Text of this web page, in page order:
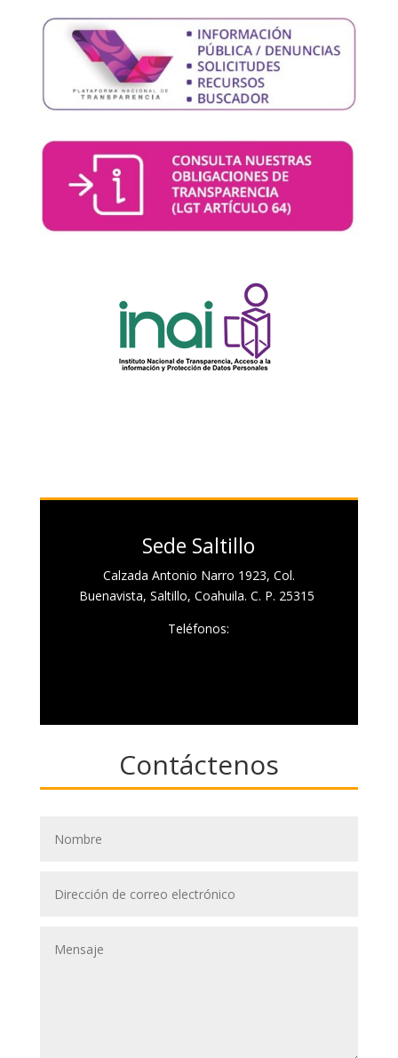
Sede Saltillo
Calzada Antonio Narro 1923, Col.
Buenavista, Saltillo, Coahuila. C. P. 25315
Teléfonos:
Contáctenos